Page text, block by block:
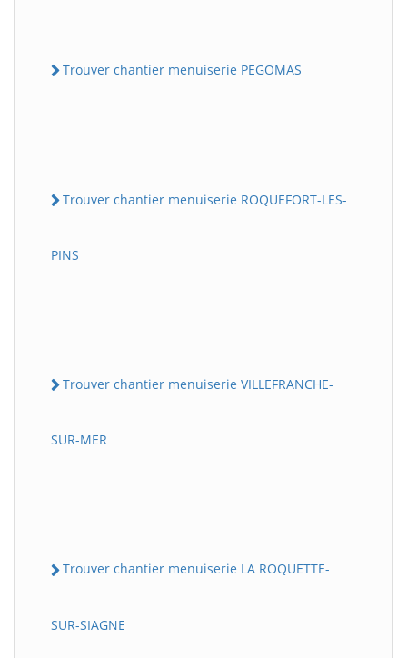
Trouver chantier menuiserie PEGOMAS
Trouver chantier menuiserie ROQUEFORT-LES-
PINS
Trouver chantier menuiserie VILLEFRANCHE-
SUR-MER
Trouver chantier menuiserie LA ROQUETTE-
SUR-SIAGNE